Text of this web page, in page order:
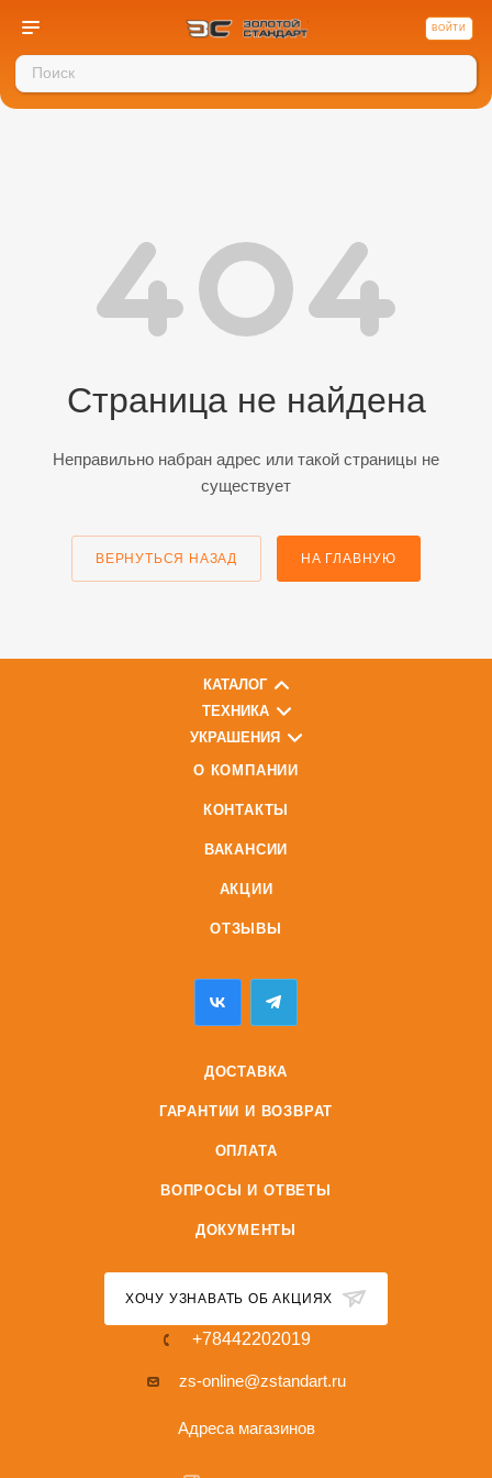
ВОЙТИ
Страница не найдена
Неправильно набран адрес или такой страницы не
существует
ВЕРНУТЬСЯ НАЗАД НА ГЛАВНУЮ
КАТАЛОГ
ТЕХНИКА
УКРАШЕНИЯ
О КОМПАНИИ
КОНТАКТЫ
ВАКАНСИИ
АКЦИИ
ОТЗЫВЫ
ДОСТАВКА
ГАРАНТИИ И ВОЗВРАТ
ОПЛАТА
ВОПРОСЫ И ОТВЕТЫ
ДОКУМЕНТЫ
ХОЧУ УЗНАВАТЬ ОБ АКЦИЯХ
+78442202019
zs-online@zstandart.ru
Адреса магазинов